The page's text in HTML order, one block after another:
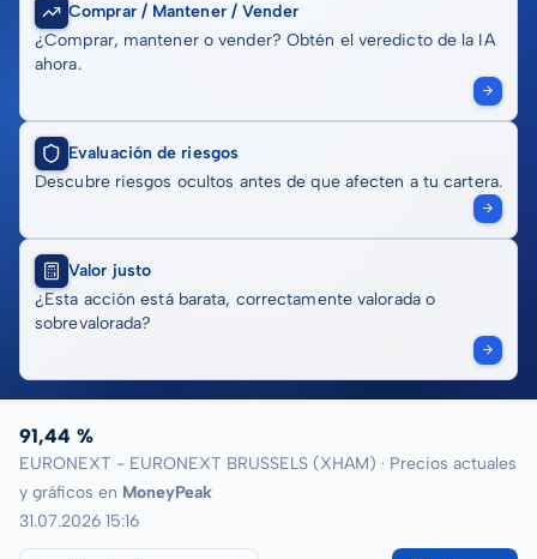
Comprar / Mantener / Vender
¿Comprar, mantener o vender? Obtén el veredicto de la IA
ahora.
Evaluación de riesgos
Descubre riesgos ocultos antes de que afecten a tu cartera.
Valor justo
¿Esta acción está barata, correctamente valorada o
sobrevalorada?
91,44 %
EURONEXT - EURONEXT BRUSSELS (XHAM) · Precios actuales
y gráficos en MoneyPeak
31.07.2026 15:16